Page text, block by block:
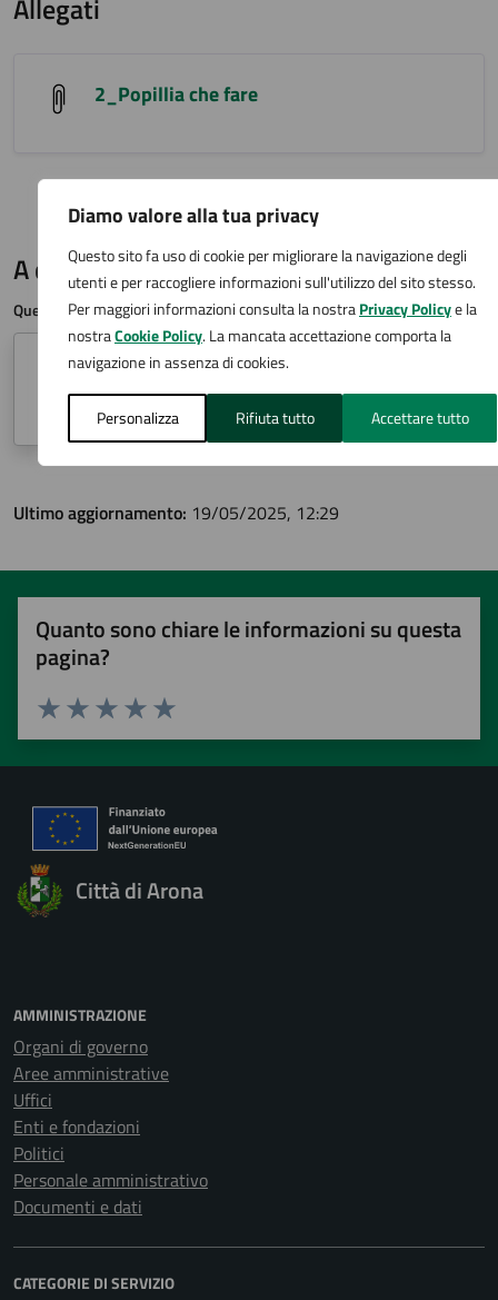
Diamo valore alla tua privacy
Questo sito fa uso di cookie per migliorare la navigazione degli
utenti e per raccogliere informazioni sull'utilizzo del sito stesso.
Per maggiori informazioni consulta la nostraPrivacy Policye la
nostraCookie Policy. La mancata accettazione comporta la
navigazione in assenza di cookies.
Personalizza Rifiuta tutto Accettare tutto
Allegati
2_Popillia che fare
A cura di
Questa pagina è gestita da
Ufficio Verde pubblico ed ambiente
Via San Carlo 2, Arona (NO)
Ultimo aggiornamento: 19/05/2025, 12:29
Quanto sono chiare le informazioni su questa
pagina?
Valuta 5 stelle su 5
Valuta 4 stelle su 5
Valuta 3 stelle su 5
Valuta 2 stelle su 5
Valuta 1 stelle su 5
Città di Arona
AMMINISTRAZIONE
Organi di governo
Aree amministrative
Uffici
Enti e fondazioni
Politici
Personale amministrativo
Documenti e dati
CATEGORIE DI SERVIZIO